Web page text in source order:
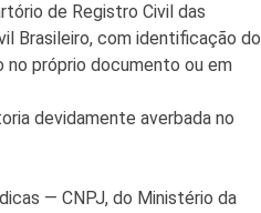
de Registro Civil das
Brasileiro, com identificação do
próprio documento ou em
devidamente averbada no
— CNPJ, do Ministério da